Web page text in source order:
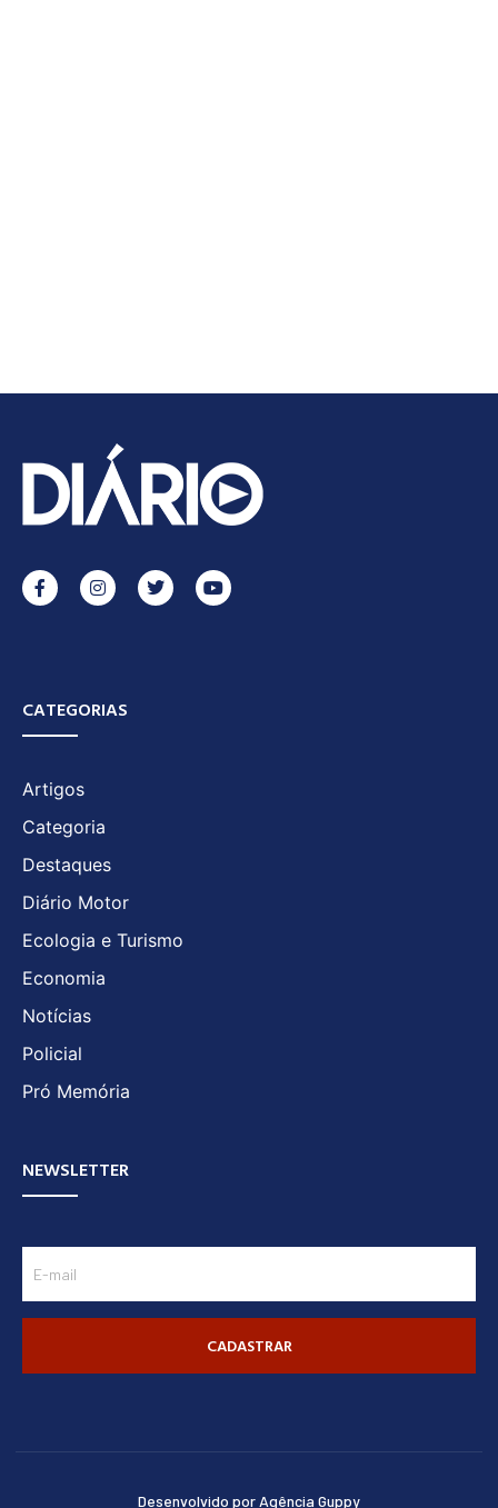
CATEGORIAS
Artigos
Categoria
Destaques
Diário Motor
Ecologia e Turismo
Economia
Notícias
Policial
Pró Memória
NEWSLETTER
CADASTRAR
Desenvolvido por Agência Guppy